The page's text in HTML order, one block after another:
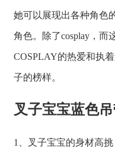
她可以展现出各种角色
角色。除了cosplay，而
COSPLAY的热爱和执
子的榜样。
叉子宝宝蓝色
1、叉子宝宝的身材高